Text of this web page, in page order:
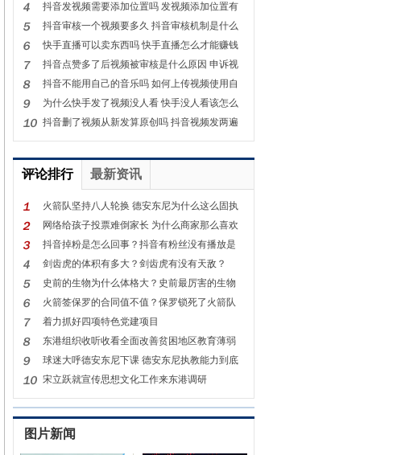
抖音发视频需要添加位置吗 发视频添加位置有
抖音审核一个视频要多久 抖音审核机制是什么
快手直播可以卖东西吗 快手直播怎么才能赚钱
抖音点赞多了后视频被审核是什么原因 申诉视
抖音不能用自己的音乐吗 如何上传视频使用自
为什么快手发了视频没人看 快手没人看该怎么
抖音删了视频从新发算原创吗 抖音视频发两遍
评论排行 最新资讯
火箭队坚持八人轮换 德安东尼为什么这么固执
网络给孩子投票难倒家长 为什么商家那么喜欢
抖音掉粉是怎么回事？抖音有粉丝没有播放是
剑齿虎的体积有多大？剑齿虎有没有天敌？
史前的生物为什么体格大？史前最厉害的生物
火箭签保罗的合同值不值？保罗锁死了火箭队
着力抓好四项特色党建项目
东港组织收听收看全面改善贫困地区教育薄弱
球迷大呼德安东尼下课 德安东尼执教能力到底
宋立跃就宣传思想文化工作来东港调研
图片新闻